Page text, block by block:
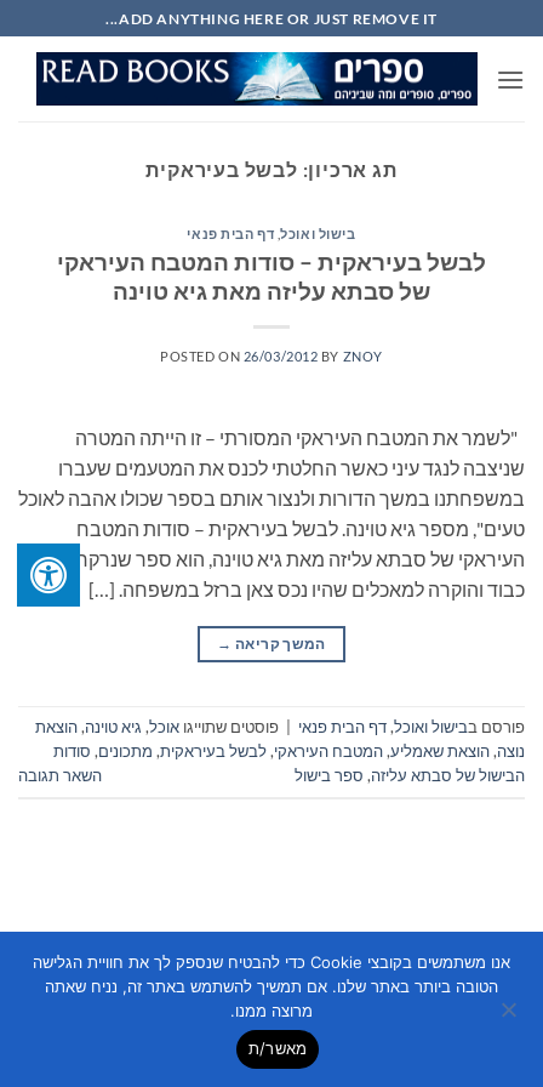
to
content
ADD ANYTHING HERE OR JUST REMOVE IT...
תג ארכיון: לבשל בעיראקית
בישול ואוכל, דף הבית פנאי
לבשל בעיראקית – סודות המטבח העיראקי
של סבתא עליזה מאת גיא טוינה
POSTED ON 26/03/2012 BY ZNOY
"לשמר את המטבח העיראקי המסורתי – זו הייתה המטרה
שניצבה לנגד עיני כאשר החלטתי לכנס את המטעמים שעברו
במשפחתנו במשך הדורות ולנצור אותם בספר שכולו אהבה לאוכל
טעים", מספר גיא טוינה. לבשל בעיראקית – סודות המטבח
העיראקי של סבתא עליזה מאת גיא טוינה, הוא ספר שנרקח מתוך
כבוד והוקרה למאכלים שהיו נכס צאן ברזל במשפחה. […]
המשך קריאה →
פורסם בבישול ואוכל,דף הבית פנאי פוסטים שתוייגו אוכל, גיא טוינה,הוצאת
נוצה,הוצאת שאמליע,המטבח העיראקי,לבשל בעיראקית, מתכונים, סודות
הבישול של סבתא עליזה, ספר בישול השאר תגובה
Copyright 2026 © Flatsome Themeאנו משתמשים בקובצי Cookie כדי להבטיח שנספק לך את חוויית הגלישה
הטובה ביותר באתר שלנו. אם תמשיך להשתמש באתר זה, נניח שאתה
מרוצה ממנו.
מאשר/ת